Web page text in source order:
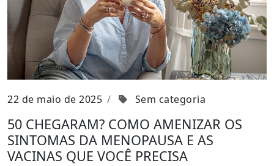
22 de maio de 2025 Sem categoria
50 CHEGARAM? COMO AMENIZAR OS
SINTOMAS DA MENOPAUSA E AS
VACINAS QUE VOCÊ PRECISA